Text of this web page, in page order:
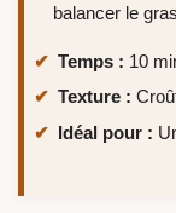
balancer le
Temps : 10
Texture :
Idéal pour :